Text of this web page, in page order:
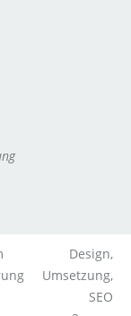
Design,
Umsetzung,
SEO